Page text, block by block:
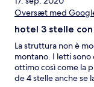
Oversæt med
hotel 3 stelle
La struttura non è
montano. I letti sono
ottimo così come la
de 4 stelle anche se